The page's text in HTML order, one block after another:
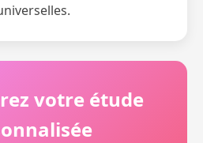
votre étude